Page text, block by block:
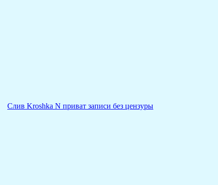
Слив Kroshka N приват записи без цензуры